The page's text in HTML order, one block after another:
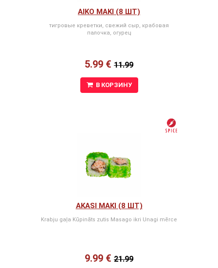
AIKO MAKI (8 ШТ)
тигровые креветки, свежий сыр, крабовая
палочка, огурец
5.99 € 11.99
В КОРЗИНУ
AKASI MAKI (8 ШТ)
Krabju gaļa Kūpināts zutis Masago ikri Unagi mērce
9.99 € 21.99